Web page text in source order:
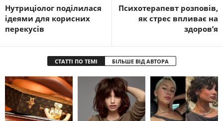
Нутриціолог поділилася
ідеями для корисних
перекусів
Психотерапевт розповів,
як стрес впливає на
здоров’я
СТАТТІ ПО ТЕМІ БІЛЬШЕ ВІД АВТОРА